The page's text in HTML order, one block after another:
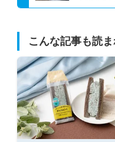
こんな記事も読